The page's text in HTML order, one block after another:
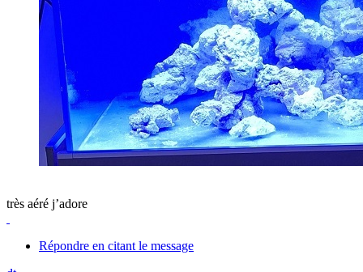
très aéré j’adore
Répondre en citant le message